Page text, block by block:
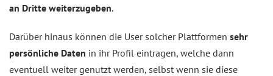
an Dritte weiterzugeben.
Darüber hinaus können die User solcher Plattformen sehr
persönliche Daten in ihr Profil eintragen, welche dann
eventuell weiter genutzt werden, selbst wenn sie diese